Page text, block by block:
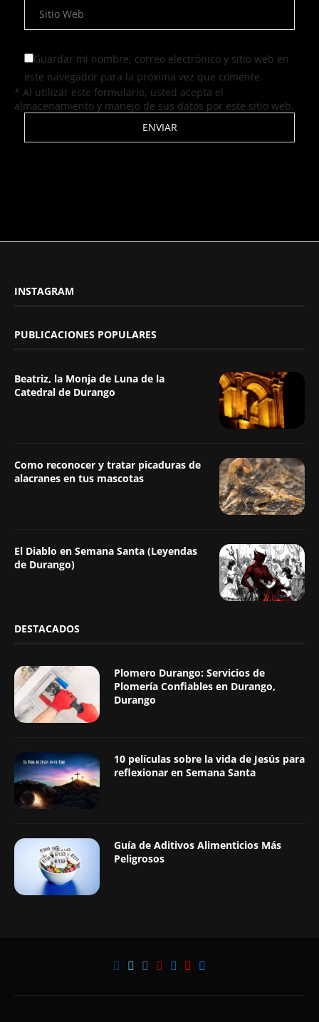
Guardar mi nombre, correo electrónico y sitio web en
este navegador para la próxima vez que comente.
* Al utilizar este formulario, usted acepta el
almacenamiento y manejo de sus datos por este sitio web.
INSTAGRAM
PUBLICACIONES POPULARES
Beatriz, la Monja de Luna de la
Catedral de Durango
Como reconocer y tratar picaduras de
alacranes en tus mascotas
El Diablo en Semana Santa (Leyendas
de Durango)
DESTACADOS
Plomero Durango: Servicios de
Plomería Confiables en Durango,
Durango
10 películas sobre la vida de Jesús para
reflexionar en Semana Santa
Guía de Aditivos Alimenticios Más
Peligrosos